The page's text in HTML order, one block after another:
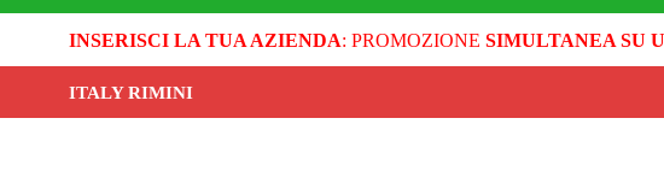
INSERISCI LA TUA AZIENDA: PROMOZIONE SIMULTANEA SU
ITALY RIMINI